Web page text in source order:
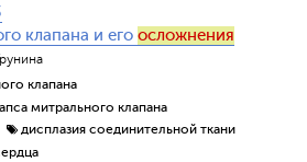
клапана и его осложнения
клапана
митрального клапана
дисплазия соединительной ткани